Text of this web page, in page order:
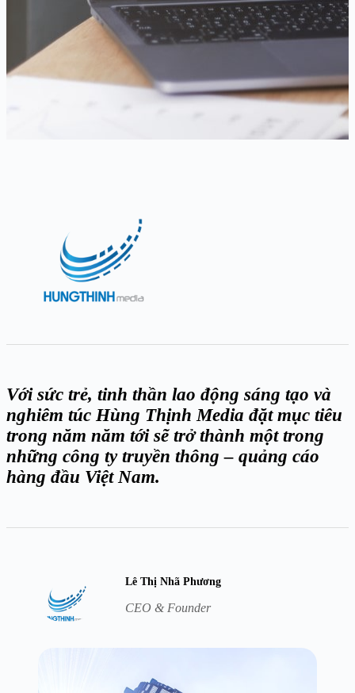
Với sức trẻ, tinh thần lao động sáng tạo và
nghiêm túc Hùng Thịnh Media đặt mục tiêu
trong năm năm tới sẽ trở thành một trong
những công ty truyền thông – quảng cáo
hàng đầu Việt Nam.
Lê Thị Nhã Phương
CEO & Founder